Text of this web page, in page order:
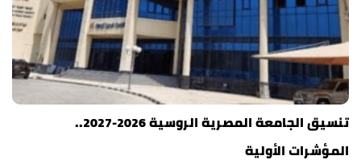
تنسيق الجامعة المصرية الروسية 2026-2027..
المؤشرات الأولية